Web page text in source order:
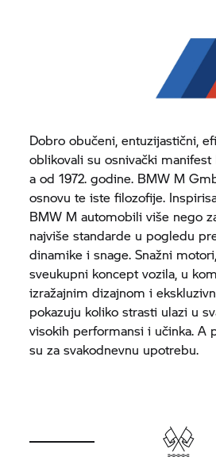
Dobro obučeni, entuzijastični,
oblikovali su osnivački
a od 1972. godine. BMW M
osnovu te iste filozofije.
BMW M automobili više nego
najviše standarde u pogledu
dinamike i snage. Snažni
sveukupni koncept vozila, u
izražajnim dizajnom i
pokazuju koliko strasti ulazi u
visokih performansi i učinka. A
su za svakodnevnu upotrebu.